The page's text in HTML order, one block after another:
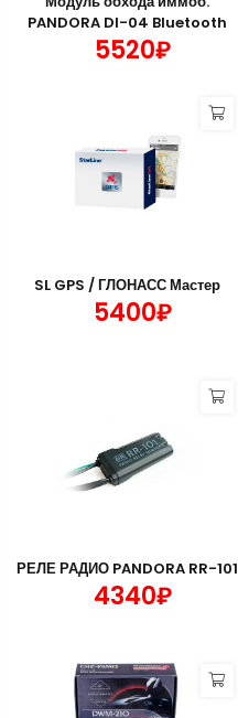
PANDORA DI-04 Bluetooth
5520₽
SL GPS / ГЛОНАСС Мастер
5400₽
РЕЛЕ РАДИО PANDORA RR-101
4340₽